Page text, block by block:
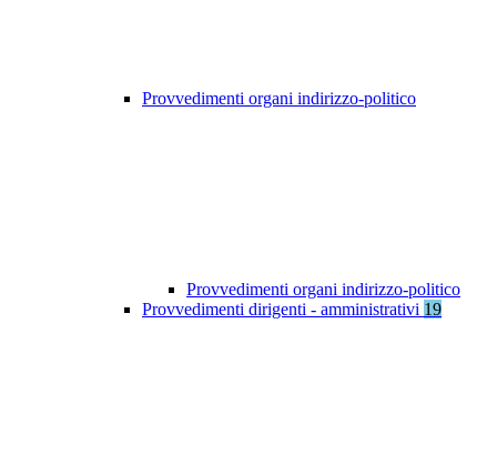
Provvedimenti organi indirizzo-politico
Provvedimenti organi indirizzo-politico
Provvedimenti dirigenti - amministrativi 19